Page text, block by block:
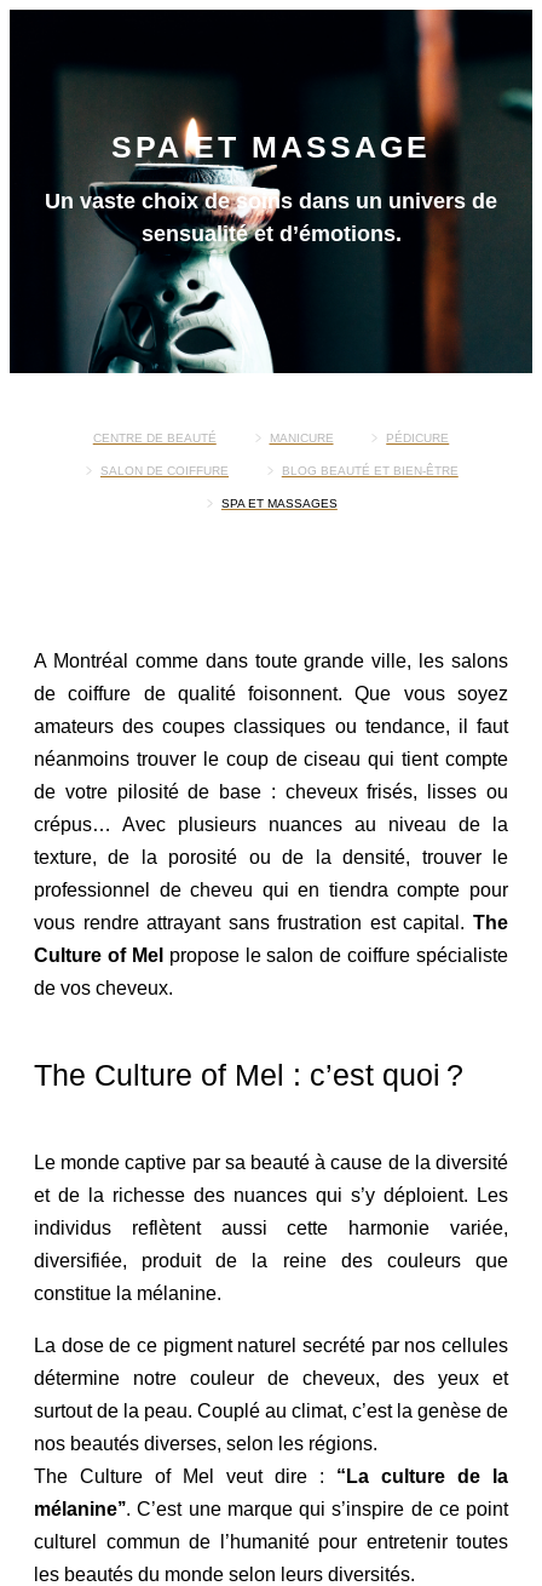
SPA ET MASSAGE
Un vaste choix de soins dans un univers de
sensualité et d’émotions.
CENTRE DE BEAUTÉ MANICURE PÉDICURE
SALON DE COIFFURE BLOG BEAUTÉ ET BIEN-ÊTRE
SPA ET MASSAGES
A Montréal comme dans toute grande ville, les salons
de coiffure de qualité foisonnent. Que vous soyez
amateurs des coupes classiques ou tendance, il faut
néanmoins trouver le coup de ciseau qui tient compte
de votre pilosité de base : cheveux frisés, lisses ou
crépus… Avec plusieurs nuances au niveau de la
texture, de la porosité ou de la densité, trouver le
professionnel de cheveu qui en tiendra compte pour
vous rendre attrayant sans frustration est capital. The
Culture of Mel propose le salon de coiffure spécialiste
de vos cheveux.
The Culture of Mel : c’est quoi ?
Le monde captive par sa beauté à cause de la diversité
et de la richesse des nuances qui s’y déploient. Les
individus reflètent aussi cette harmonie variée,
diversifiée, produit de la reine des couleurs que
constitue la mélanine.
La dose de ce pigment naturel secrété par nos cellules
détermine notre couleur de cheveux, des yeux et
surtout de la peau. Couplé au climat, c’est la genèse de
nos beautés diverses, selon les régions.
The Culture of Mel veut dire : “La culture de la
mélanine’’. C’est une marque qui s’inspire de ce point
culturel commun de l’humanité pour entretenir toutes
les beautés du monde selon leurs diversités.